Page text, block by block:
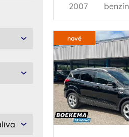
2007 benzín
nové